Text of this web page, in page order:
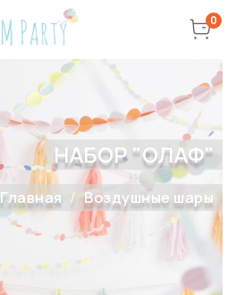
0
НАБОР "ОЛАФ"
Главная Воздушные шары